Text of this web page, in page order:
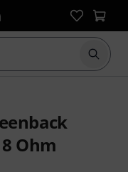
Suche
Ohm
Kundenbewertungen